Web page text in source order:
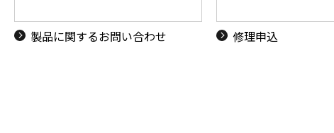
製品に関するお問い合わせ 修理申込